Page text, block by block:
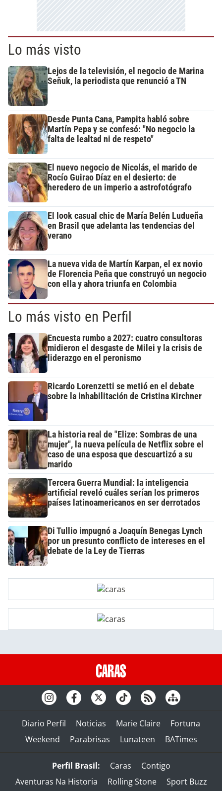
Lo más visto
Lejos de la televisión, el negocio de Marina
Señuk, la periodista que renunció a TN
Desde Punta Cana, Pampita habló sobre
Martín Pepa y se confesó: "No negocio la
falta de lealtad ni de respeto"
El nuevo negocio de Nicolás, el marido de
Rocío Guirao Díaz en el desierto: de
heredero de un imperio a astrofotógrafo
El look casual chic de María Belén Ludueña
en Brasil que adelanta las tendencias del
verano
La nueva vida de Martín Karpan, el ex novio
de Florencia Peña que construyó un negocio
con ella y ahora triunfa en Colombia
Lo más visto en Perfil
Encuesta rumbo a 2027: cuatro consultoras
midieron el desgaste de Milei y la crisis de
liderazgo en el peronismo
Ricardo Lorenzetti se metió en el debate
sobre la inhabilitación de Cristina Kirchner
La historia real de "Elize: Sombras de una
mujer", la nueva película de Netflix sobre el
caso de una esposa que descuartizó a su
marido
Tercera Guerra Mundial: la inteligencia
artificial reveló cuáles serían los primeros
países latinoamericanos en ser derrotados
Di Tullio impugnó a Joaquín Benegas Lynch
por un presunto conflicto de intereses en el
debate de la Ley de Tierras
Diario Perfil Noticias Marie Claire
Fortuna
Weekend
Parabrisas Lunateen BATimes
Perfil Brasil: Caras
Contigo
Aventuras Na Historia
Rolling Stone Sport Buzz